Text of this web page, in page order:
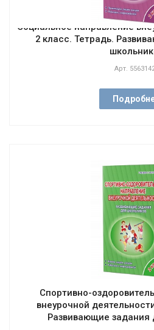
Социальное направление
2 класс. Тетрадь.
Арт.
Спортивно-
внеурочной
Развивающие задания